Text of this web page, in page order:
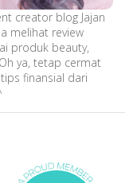
creator blog Jajan
melihat review
produk beauty,
ya, tetap cermat
finansial dari